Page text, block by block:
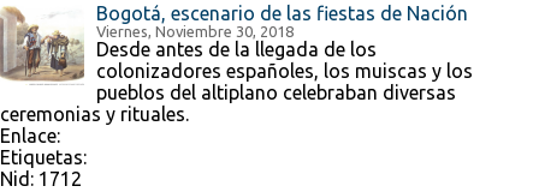
Bogotá, escenario de las fiestas de Nación
Viernes, Noviembre 30, 2018
Desde antes de la llegada de los
colonizadores españoles, los muiscas y los
pueblos del altiplano celebraban diversas
ceremonias y rituales.
Enlace:
Etiquetas:
Nid: 1712